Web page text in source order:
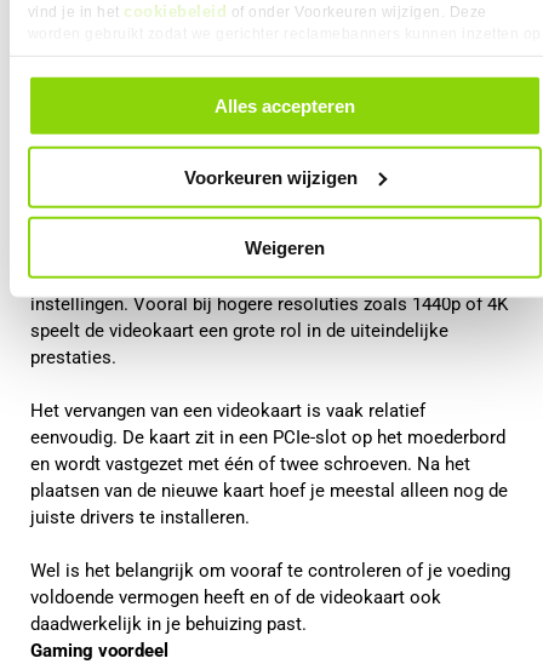
vind je in het cookiebeleid of onder Voorkeuren wijzigen. Deze
alle cookies. Je kunt je gegeven toestemming altijd intrekken, dit doe je
door in de footer van onze website te klikken op ‘Cookievoorkeuren’
Alles accepteren
Voorkeuren wijzigen
Weigeren
Videokaart upgraden
De videokaart is voor gamers meestal het belangrijkste
onderdeel. Deze verwerkt alle grafische berekeningen in een
Wanneer je een krachtigere videokaart installeert, kan dit
zorgen voor hogere framerates en betere grafische
instellingen. Vooral bij hogere resoluties zoals 1440p of 4K
speelt de videokaart een grote rol in de uiteindelijke
prestaties.
Het vervangen van een videokaart is vaak relatief
eenvoudig. De kaart zit in een PCIe-slot op het moederbord
en wordt vastgezet met één of twee schroeven. Na het
plaatsen van de nieuwe kaart hoef je meestal alleen nog de
juiste drivers te installeren.
Wel is het belangrijk om vooraf te controleren of je voeding
voldoende vermogen heeft en of de videokaart ook
daadwerkelijk in je behuizing past.
Gaming voordeel